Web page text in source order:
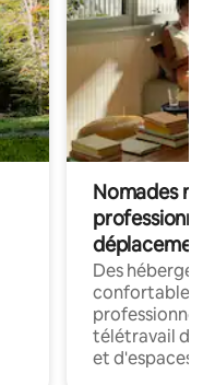
Nomades
déplacement
Des
confortables
professionnels
télétravail
et d'espaces